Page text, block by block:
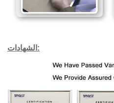
الشهادات: